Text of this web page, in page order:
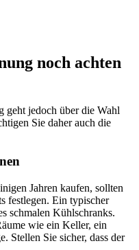
noch achten
geht jedoch über die Wahl
Sie daher auch die
Jahren kaufen, sollten
festlegen. Ein typischer
schmalen Kühlschranks.
wie ein Keller, ein
Stellen Sie sicher, dass der